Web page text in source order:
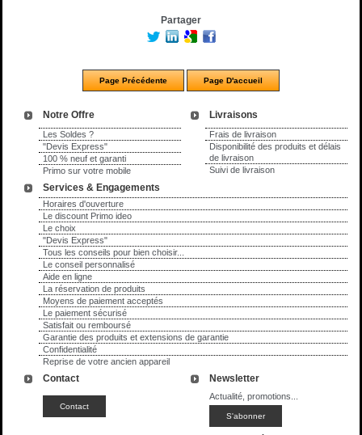
Notre Offre
Les Soldes ?
"Devis Express"
100 % neuf et garanti
Primo sur votre mobile
Livraisons
Frais de livraison
Disponibilité des produits et délais
de livraison
Suivi de livraison
Services & Engagements
Horaires d'ouverture
Le discount Primo ideo
Le choix
"Devis Express"
Tous les conseils pour bien choisir...
Le conseil personnalisé
Aide en ligne
La réservation de produits
Moyens de paiement acceptés
Le paiement sécurisé
Satisfait ou remboursé
Garantie des produits et extensions de garantie
Confidentialité
Reprise de votre ancien appareil
Contact Newsletter
Actualité, promotions...
Partager